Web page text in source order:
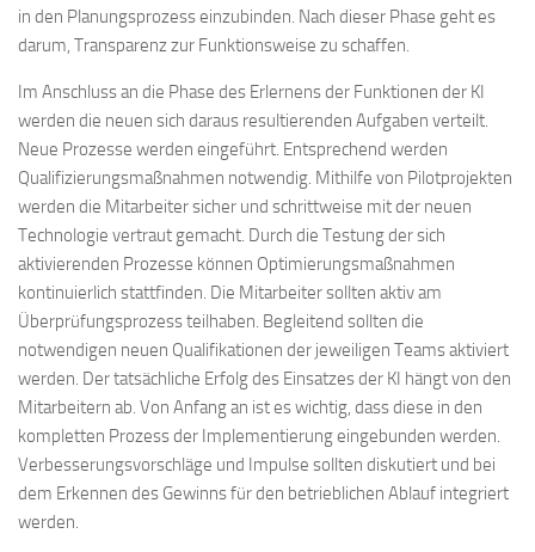
in den Planungsprozess einzubinden. Nach dieser Phase geht es
darum, Transparenz zur Funktionsweise zu schaffen.
Im Anschluss an die Phase des Erlernens der Funktionen der KI
werden die neuen sich daraus resultierenden Aufgaben verteilt.
Neue Prozesse werden eingeführt. Entsprechend werden
Qualifizierungsmaßnahmen notwendig. Mithilfe von Pilotprojekten
werden die Mitarbeiter sicher und schrittweise mit der neuen
Technologie vertraut gemacht. Durch die Testung der sich
aktivierenden Prozesse können Optimierungsmaßnahmen
kontinuierlich stattfinden. Die Mitarbeiter sollten aktiv am
Überprüfungsprozess teilhaben. Begleitend sollten die
notwendigen neuen Qualifikationen der jeweiligen Teams aktiviert
werden. Der tatsächliche Erfolg des Einsatzes der KI hängt von den
Mitarbeitern ab. Von Anfang an ist es wichtig, dass diese in den
kompletten Prozess der Implementierung eingebunden werden.
Verbesserungsvorschläge und Impulse sollten diskutiert und bei
dem Erkennen des Gewinns für den betrieblichen Ablauf integriert
werden.